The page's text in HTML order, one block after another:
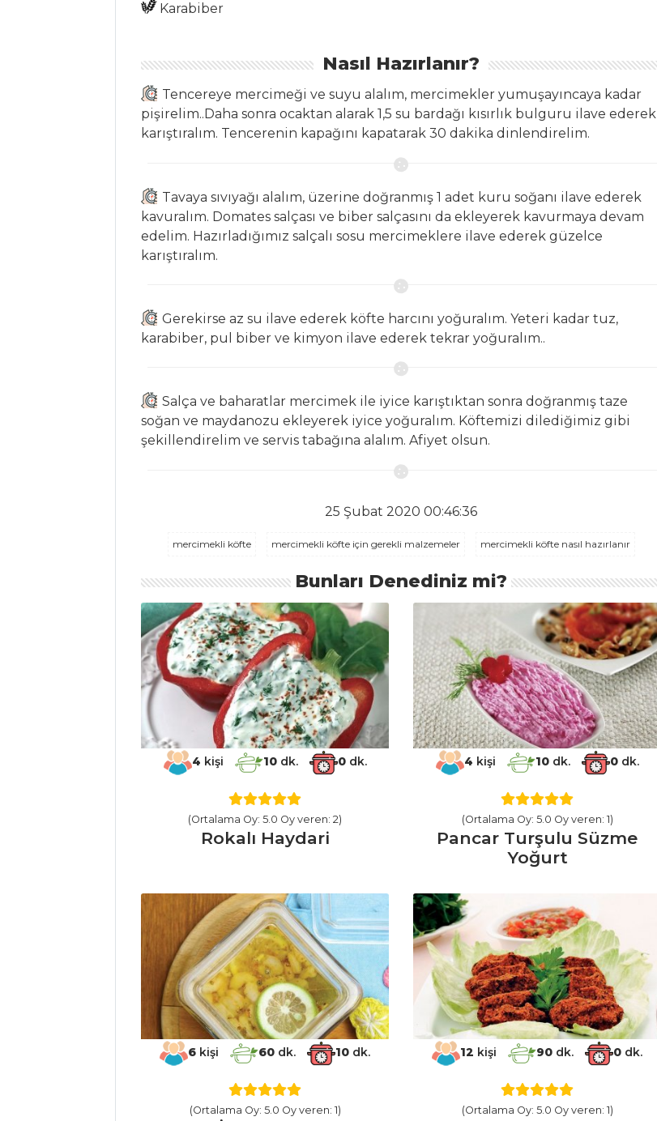
ET YEMEKLERI
Et Yemekleri Tüm
Fırında Baharatlı
Karabiber
Nasıl Hazırlanır?
Tencereye mercimeği ve suyu alalım, mercimekler yumuşayıncaya kadar
pişirelim..Daha sonra ocaktan alarak 1,5 su bardağı kısırlık bulguru ilave ederek
karıştıralım. Tencerenin kapağını kapatarak 30 dakika dinlendirelim.
Tavaya sıvıyağı alalım, üzerine doğranmış 1 adet kuru soğanı ilave ederek
kavuralım. Domates salçası ve biber salçasını da ekleyerek kavurmaya devam
edelim. Hazırladığımız salçalı sosu mercimeklere ilave ederek güzelce
karıştıralım.
Gerekirse az su ilave ederek köfte harcını yoğuralım. Yeteri kadar tuz,
karabiber, pul biber ve kimyon ilave ederek tekrar yoğuralım..
Salça ve baharatlar mercimek ile iyice karıştıktan sonra doğranmış taze
soğan ve maydanozu ekleyerek iyice yoğuralım. Köftemizi dilediğimiz gibi
şekillendirelim ve servis tabağına alalım. Afiyet olsun.
25 Şubat 2020 00:46:36
mercimekli köfte mercimekli köfte için gerekli malzemeler mercimekli köfte nasıl hazırlanır
Bunları Denediniz mi?
4 kişi 10dk. 0dk.
(Ortalama Oy: 5.0 Oy veren: 2)
Rokalı Haydari
4 kişi 10dk. 0dk.
(Ortalama Oy: 5.0 Oy veren: 1)
Pancar Turşulu Süzme
Yoğurt
6 kişi 60 dk. 10 dk.
(Ortalama Oy: 5.0 Oy veren: 1)
12 kişi 90 dk. 0 dk.
(Ortalama Oy: 5.0 Oy veren: 1)